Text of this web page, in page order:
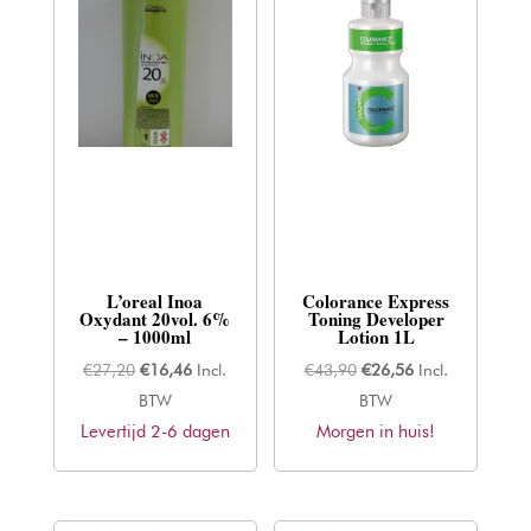
L’oreal Inoa
Oxydant 20vol. 6%
– 1000ml
€27,20 Oorspronkelijke
prijs
was:
€16,46Huidige
is:
Incl.
BTW
Levertijd 2-6 dagen
Colorance Express
Toning Developer
Lotion 1L
€43,90 Oorspronkelijke
prijs
was:
€26,56Huidige
is:
Incl.
BTW
Morgen in huis!